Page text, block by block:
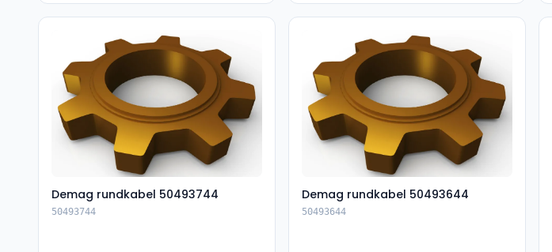
Demag rundkabel 50493744
50493744
Demag rundkabel 50493644
50493644